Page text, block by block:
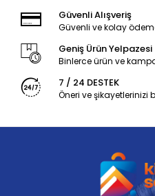
Güvenli Alışveriş
Güvenli ve kolay
Geniş Ürün Yelpazesi
Binlerce ürün ve
7 / 24 DESTEK
Öneri ve şikayetlerinizi